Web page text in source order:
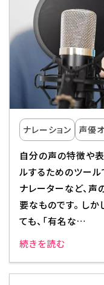
保護者の方へ
代アニ
ナレーション 声優
自分の声の特徴や
ルするためのツール
ナレーターなど、
要なものです。 しか
ても、「有名な…
続きを読む